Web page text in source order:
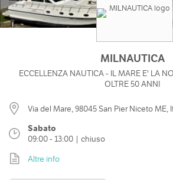
MILNAUTICA
ECCELLENZA NAUTICA - IL MARE E' LA
OLTRE 50 ANNI
Via del Mare, 98045 San Pier Niceto ME,
Sabato
09:00 - 13:00 | chiuso
Altre info